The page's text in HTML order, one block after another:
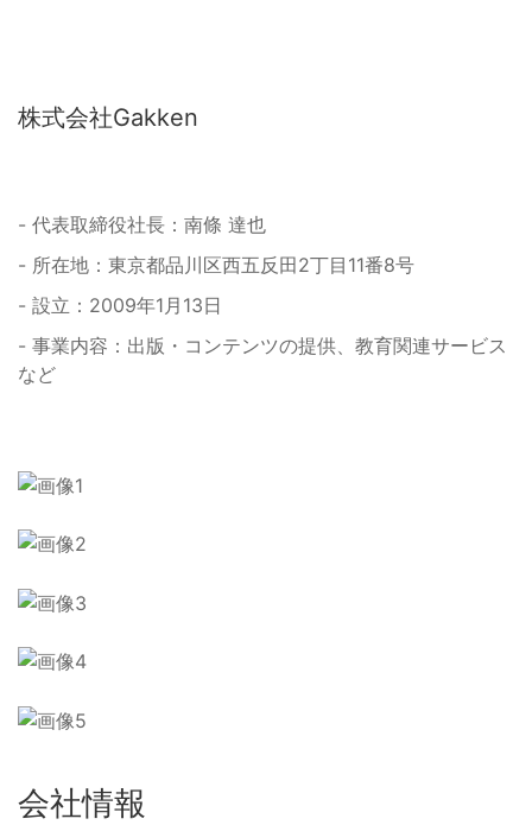
株式会社Gakken
- 代表取締役社長：南條 達也
- 所在地：東京都品川区西五反田2丁目11番8号
- 設立：2009年1月13日
- 事業内容：出版・コンテンツの提供、教育関連サービス
など
会社情報